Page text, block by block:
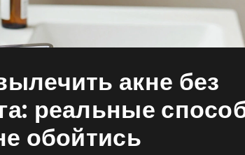
акне без
реальные
обойтись